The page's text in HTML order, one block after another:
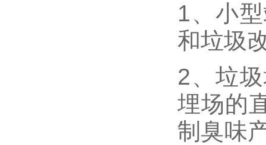
1、小
和垃圾
2、垃
埋场的
制臭味